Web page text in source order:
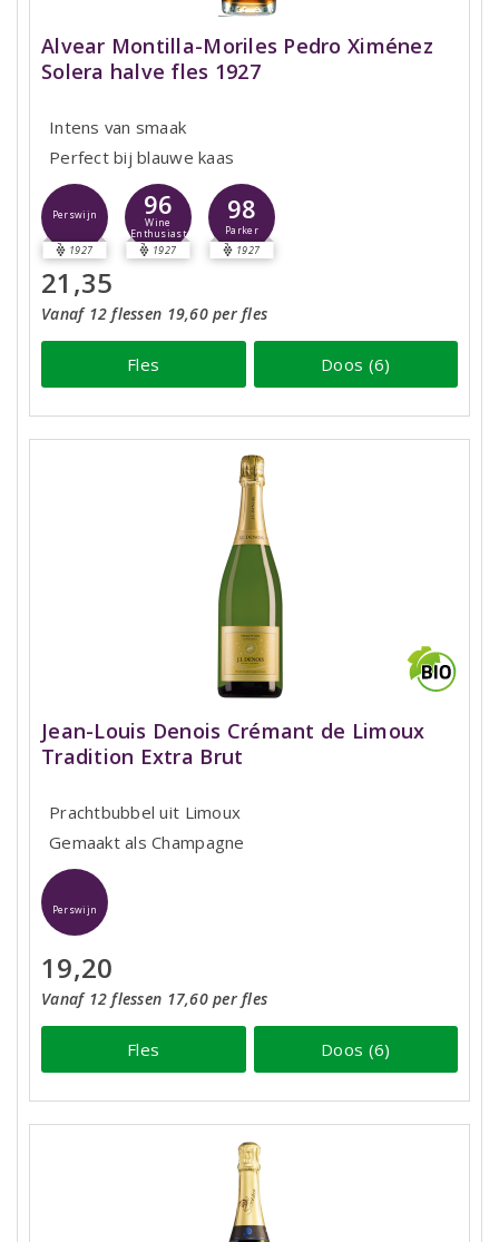
Alvear Montilla-Moriles Pedro Ximénez
Solera halve fles 1927
Intens van smaak
Perfect bij blauwe kaas
Perswijn
1927
96
Wine
Enthusiast
1927
98
Parker
1927
21,35
Vanaf 12 flessen 19,60 per fles
Fles Doos (6)
Jean-Louis Denois Crémant de Limoux
Tradition Extra Brut
Prachtbubbel uit Limoux
Gemaakt als Champagne
Perswijn
19,20
Vanaf 12 flessen 17,60 per fles
Fles Doos (6)